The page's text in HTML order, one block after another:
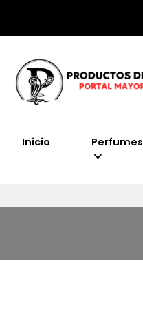
Inicio Perfumes